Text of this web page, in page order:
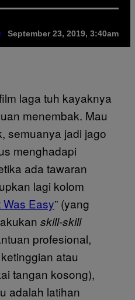
September 23, 2019, 3:40am
laga tuh kayaknya
menembak. Mau
semuanya jadi jago
menghadapi
ada tawaran
lagi kolom
Was Easy” (yang
skill-skill
profesional,
atau
tangan kosong),
adalah latihan